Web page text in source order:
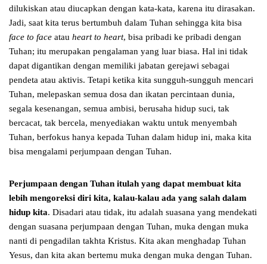
dilukiskan atau diucapkan dengan kata-kata, karena itu dirasakan.
Jadi, saat kita terus bertumbuh dalam Tuhan sehingga kita bisa
face to face atau heart to heart, bisa pribadi ke pribadi dengan
Tuhan; itu merupakan pengalaman yang luar biasa. Hal ini tidak
dapat digantikan dengan memiliki jabatan gerejawi sebagai
pendeta atau aktivis. Tetapi ketika kita sungguh-sungguh mencari
Tuhan, melepaskan semua dosa dan ikatan percintaan dunia,
segala kesenangan, semua ambisi, berusaha hidup suci, tak
bercacat, tak bercela, menyediakan waktu untuk menyembah
Tuhan, berfokus hanya kepada Tuhan dalam hidup ini, maka kita
bisa mengalami perjumpaan dengan Tuhan.
Perjumpaan dengan Tuhan itulah yang dapat membuat kita
lebih mengoreksi diri kita, kalau-kalau ada yang salah dalam
hidup kita. Disadari atau tidak, itu adalah suasana yang mendekati
dengan suasana perjumpaan dengan Tuhan, muka dengan muka
nanti di pengadilan takhta Kristus. Kita akan menghadap Tuhan
Yesus, dan kita akan bertemu muka dengan muka dengan Tuhan.